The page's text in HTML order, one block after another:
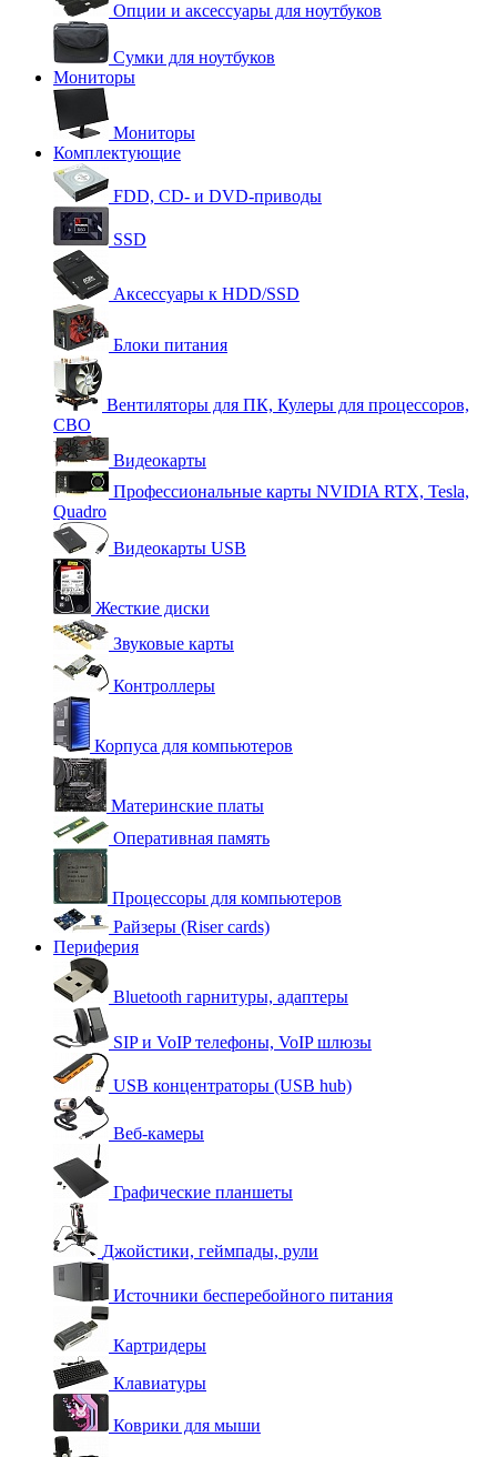
Опции и аксессуары для ноутбуков
Сумки для ноутбуков
Мониторы
Мониторы
Комплектующие
FDD, CD- и DVD-приводы
SSD
Аксессуары к HDD/SSD
Блоки питания
Вентиляторы для ПК, Кулеры для процессоров,
СВО
Видеокарты
Профессиональные карты NVIDIA RTX, Tesla,
Quadro
Видеокарты USB
Жесткие диски
Звуковые карты
Контроллеры
Корпуса для компьютеров
Материнские платы
Оперативная память
Процессоры для компьютеров
Райзеры (Riser cards)
Периферия
Bluetooth гарнитуры, адаптеры
SIP и VoIP телефоны, VoIP шлюзы
USB концентраторы (USB hub)
Веб-камеры
Графические планшеты
Джойстики, геймпады, рули
Источники бесперебойного питания
Картридеры
Клавиатуры
Коврики для мыши